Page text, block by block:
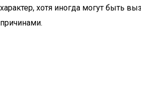
характер, хотя иногда могут быть
причинами.